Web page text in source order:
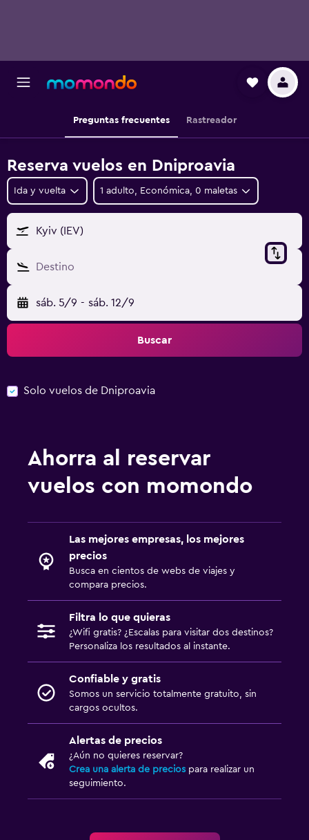
Preguntas frecuentes Rastreador
Reserva vuelos en Dniproavia
Ida y vuelta 1 adulto, Económica, 0 maletas
Kyiv (IEV)
Destino
sáb. 5/9 - sáb. 12/9
Buscar
Solo vuelos de Dniproavia
Ahorra al reservar
vuelos con momondo
Las mejores empresas, los mejores
precios
Busca en cientos de webs de viajes y
compara precios.
Filtra lo que quieras
¿Wifi gratis? ¿Escalas para visitar dos destinos?
Personaliza los resultados al instante.
Confiable y gratis
Somos un servicio totalmente gratuito, sin
cargos ocultos.
Alertas de precios
¿Aún no quieres reservar?
Crea una alerta de precios para realizar un
seguimiento.